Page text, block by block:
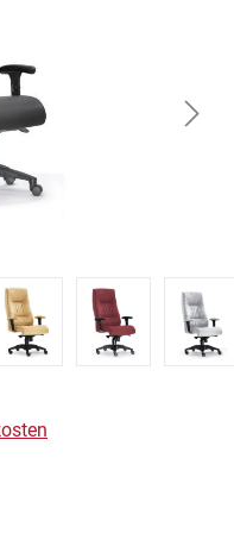
5 von 5 Sternen